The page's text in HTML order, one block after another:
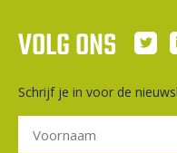
VOLG ONS
Schrijf je in voor de